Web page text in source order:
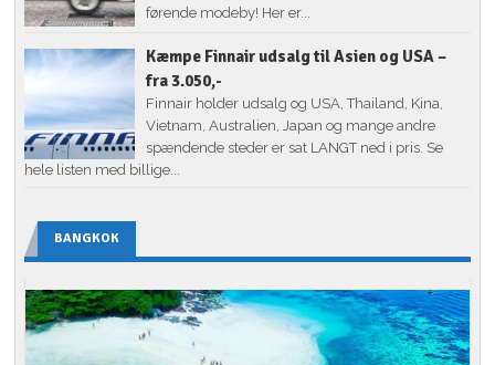
førende modeby! Her er...
Kæmpe Finnair udsalg til Asien og USA –
fra 3.050,-
Finnair holder udsalg og USA, Thailand, Kina,
Vietnam, Australien, Japan og mange andre
spændende steder er sat LANGT ned i pris. Se
hele listen med billige...
BANGKOK